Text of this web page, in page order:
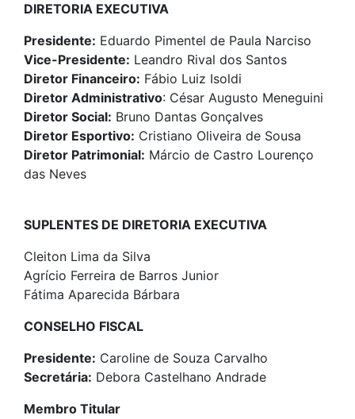
DIRETORIA EXECUTIVA
Presidente: Eduardo Pimentel de Paula Narciso
Vice-Presidente: Leandro Rival dos Santos
Diretor Financeiro: Fábio Luiz Isoldi
Diretor Administrativo: César Augusto Meneguini
Diretor Social: Bruno Dantas Gonçalves
Diretor Esportivo: Cristiano Oliveira de Sousa
Diretor Patrimonial: Márcio de Castro Lourenço
das Neves
SUPLENTES DE DIRETORIA EXECUTIVA
Cleiton Lima da Silva
Agrício Ferreira de Barros Junior
Fátima Aparecida Bárbara
CONSELHO FISCAL
Presidente: Caroline de Souza Carvalho
Secretária: Debora Castelhano Andrade
Membro Titular